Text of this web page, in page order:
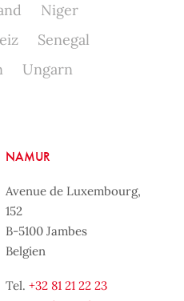
Niger
Senegal
Ungarn
NAMUR
Avenue de Luxembourg,
152
B-5100 Jambes
Belgien
Tel.+32 81 21 22 23